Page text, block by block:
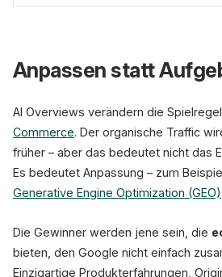
nicht einfach kopieren kann:
Anpassen statt
AI Overviews verändern die
Commerce. Der organische Traffic
früher – aber das bedeutet nicht das
Es bedeutet Anpassung – zum
Generative Engine Optimization (GEO)
Die Gewinner werden jene sein, die
bieten, den Google nicht einfach
Einzigartige Produkterfahrungen,